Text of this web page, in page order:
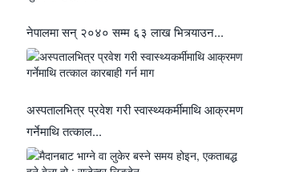
नेपालमा सन् २०४० सम्म ६३ लाख भित्र्याउन...
अस्पतालभित्र प्रवेश गरी स्वास्थ्यकर्मीमाथि आक्रमण
गर्नेमाथि तत्काल...